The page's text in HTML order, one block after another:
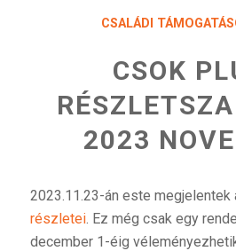
CSALÁDI
CSOK
2023
2023.11.23-án este megjelentek
részletei. Ez még csak egy
december 1-éig